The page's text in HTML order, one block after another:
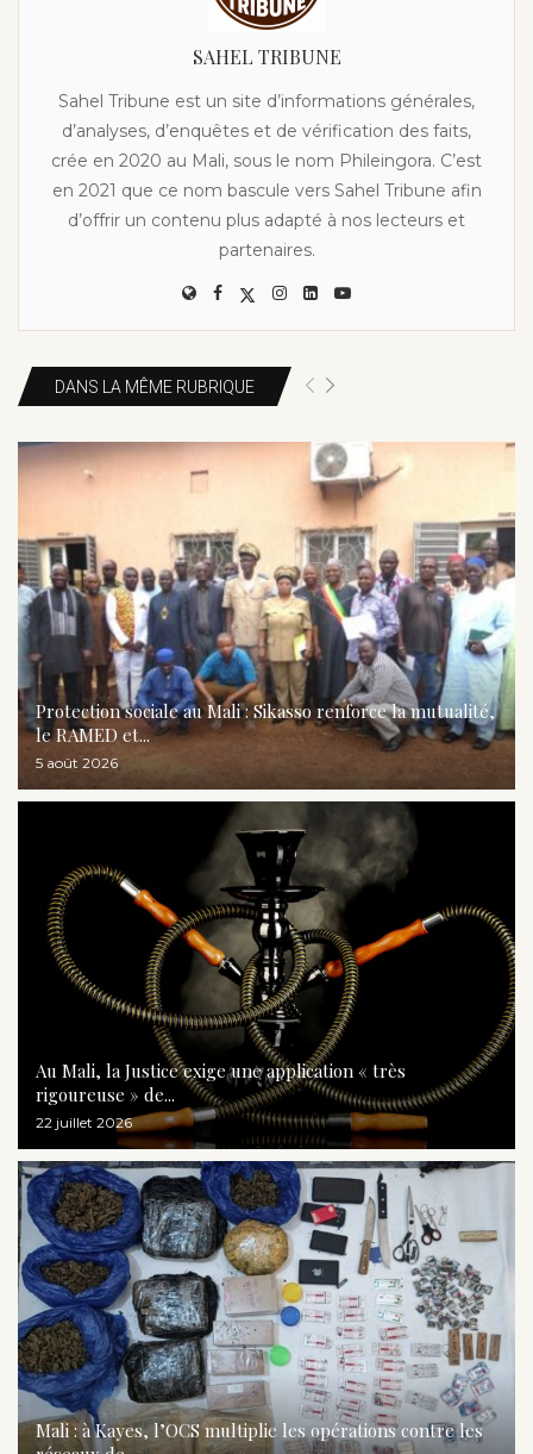
SAHEL TRIBUNE
Sahel Tribune est un site d’informations générales,
d’analyses, d’enquêtes et de vérification des faits,
crée en 2020 au Mali, sous le nom Phileingora. C’est
en 2021 que ce nom bascule vers Sahel Tribune afin
d’offrir un contenu plus adapté à nos lecteurs et
partenaires.
DANS LA MÊME RUBRIQUE
Protection sociale au Mali : Sikasso renforce la mutualité,
le RAMED et...
5 août 2026
Au Mali, la Justice exige une application « très
rigoureuse » de...
22 juillet 2026
Mali : à Kayes, l’OCS multiplie les opérations contre les